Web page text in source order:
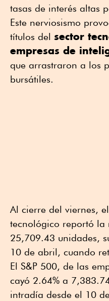
tasas de interés altas
Este nerviosismo
títulos del sector
empresas de
que arrastraron a los
bursátiles.
Al cierre del viernes,
tecnológico reportó la
25,709.43 unidades,
10 de abril, cuando
El S&P 500, de las
cayó 2.64% a
intradía desde el 10